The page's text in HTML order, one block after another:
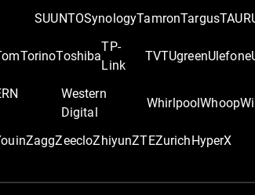
SUUNTOSynologyTamronTargus
TorinoToshiba
TP-
Link
TVTUgreenUlefone
Western
Digital
WhirlpoolWhoop
ZaggZeecloZhiyunZTEZurich‎HyperX